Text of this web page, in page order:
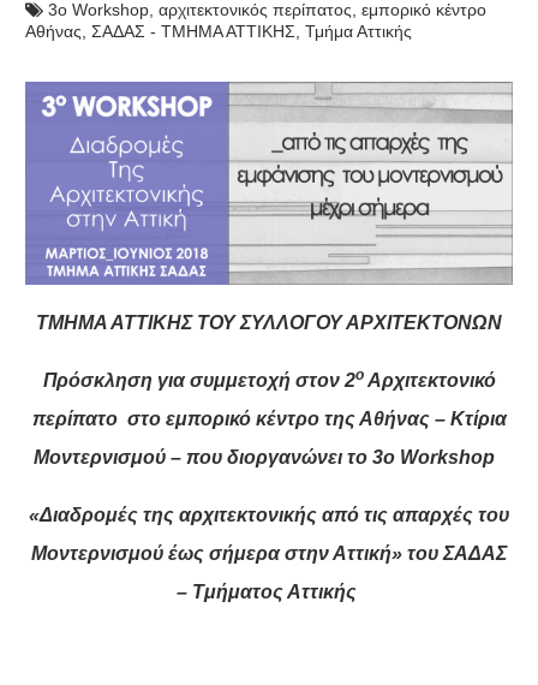
3o Workshop, αρχιτεκτονικός περίπατος, εμπορικό κέντρο
Αθήνας, ΣΑΔΑΣ - ΤΜΗΜΑ ΑΤΤΙΚΗΣ, Τμήμα Αττικής
ΤΜΗΜΑ ΑΤΤΙΚΗΣ ΤΟΥ ΣΥΛΛΟΓΟΥ ΑΡΧΙΤΕΚΤΟΝΩΝ
Πρόσκληση για συμμετοχή στον 2οΑρχιτεκτονικό
περίπατο στο εμπορικό κέντρο της Αθήνας – Κτίρια
Μοντερνισμού – που διοργανώνει το 3o Workshop
«Διαδρομές της αρχιτεκτονικής από τις απαρχές του
Μοντερνισμού έως σήμερα στην Αττική» του ΣΑΔΑΣ
– Τμήματος Αττικής